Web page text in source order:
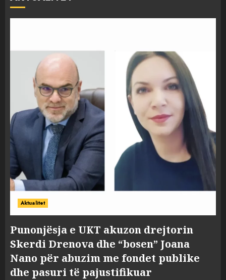
Aktualitet
Punonjësja e UKT akuzon drejtorin
Skerdi Drenova dhe “bosen” Joana
Nano për abuzim me fondet publike
dhe pasuri të pajustifikuar